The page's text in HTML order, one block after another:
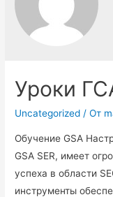
Уроки
Uncategorized / От
Обучение GSA
GSA SER, имеет
успеха в области
инструменты